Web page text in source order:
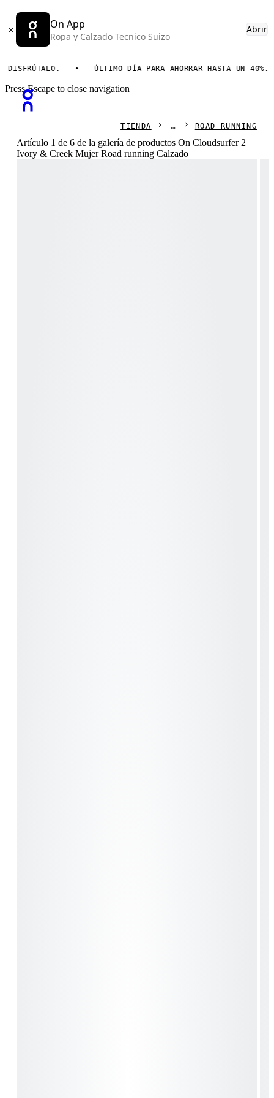
On App
Ropa y Calzado Tecnico Suizo
Abrir
ÚLTIMO DÍA PARA AHORRAR HASTA UN 40%.
Press Escape to close navigation
TIENDA ROAD RUNNING
Artículo 1 de 6 de la galería de productos On Cloudsurfer 2
Ivory & Creek Mujer Road running Calzado